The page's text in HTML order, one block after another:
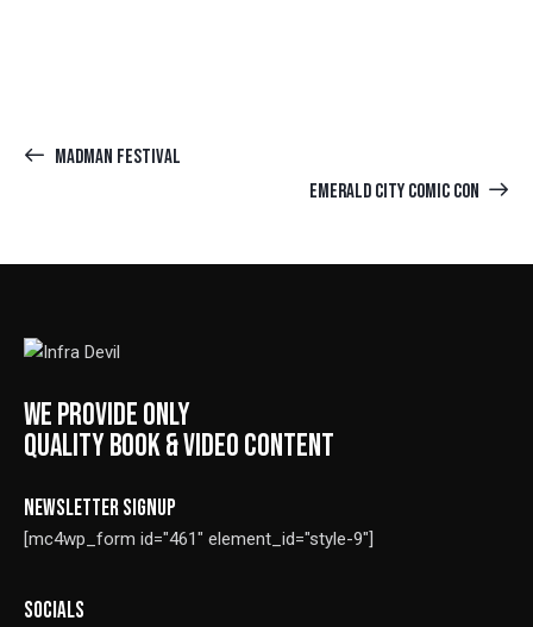
MADMAN FESTIVAL
EMERALD CITY COMIC CON
WE PROVIDE ONLY
QUALITY BOOK & VIDEO CONTENT
NEWSLETTER SIGNUP
[mc4wp_form id="461" element_id="style-9"]
SOCIALS